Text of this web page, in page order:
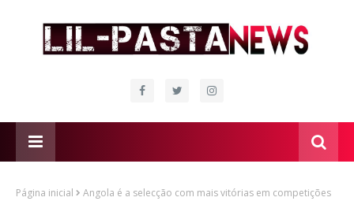
Página inicial
Angola é a selecção com mais vitórias em competições